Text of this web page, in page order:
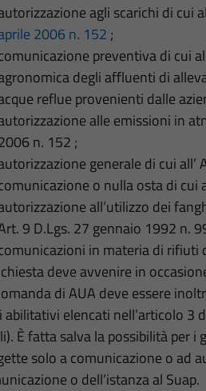
agli scarichi di cui
2006 n. 152 ;
preventiva di cui
degli affluenti di
reflue provenienti dalle
alle emissioni in
n. 152 ;
generale di cui
o nulla osta di cui
all’utilizzo dei
9 D.Lgs. 27 gennaio 1992 n.
in materia di rifiuti
deve avvenire in
di AUA deve essere
elencati nell’articolo 3
È fatta salva la possibilità per
solo a comunicazione o ad
o dell’istanza al Suap.